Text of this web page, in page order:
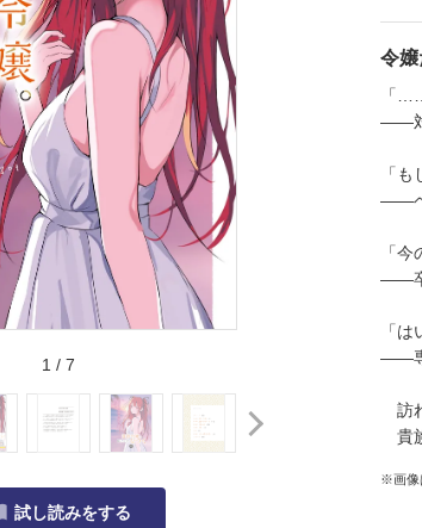
1 / 7
試し読みをする
令
「
――対
「
――ベ
「
――卒
「
――専
訪
貴
※画像